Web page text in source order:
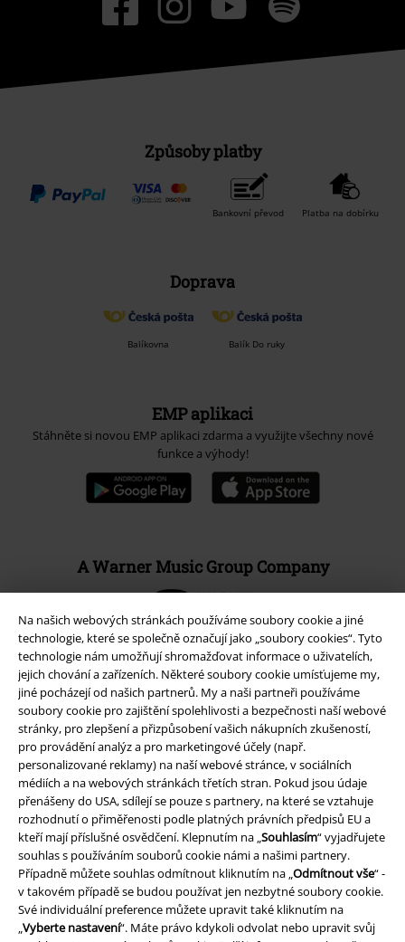
Na našich webových stránkách používáme soubory cookie a jiné
technologie, které se společně označují jako „soubory cookies“. Tyto
technologie nám umožňují shromažďovat informace o uživatelích,
jejich chování a zařízeních. Některé soubory cookie umísťujeme my,
jiné pocházejí od našich partnerů. My a naši partneři používáme
soubory cookie pro zajištění spolehlivosti a bezpečnosti naší webové
stránky, pro zlepšení a přizpůsobení vašich nákupních zkušeností,
pro provádění analýz a pro marketingové účely (např.
personalizované reklamy) na naší webové stránce, v sociálních
médiích a na webových stránkách třetích stran. Pokud jsou údaje
přenášeny do USA, sdílejí se pouze s partnery, na které se vztahuje
rozhodnutí o přiměřenosti podle platných právních předpisů EU a
kteří mají příslušné osvědčení. Klepnutím na „Souhlasím“ vyjadřujete
souhlas s používáním souborů cookie námi a našimi partnery.
Případně můžete souhlas odmítnout kliknutím na „Odmítnout vše“ -
v takovém případě se budou používat jen nezbytné soubory cookie.
Své individuální preference můžete upravit také kliknutím na
„Vyberte nastavení“. Máte právo kdykoli odvolat nebo upravit svůj
Způsoby platby
Bankovní převod Platba na dobírku
Doprava
Balíkovna Balík Do ruky
EMP aplikaci
Stáhněte si novou EMP aplikaci zdarma a využijte všechny nové
funkce a výhody!
A Warner Music Group Company
Právní informace
Podmínky
Prohlášení